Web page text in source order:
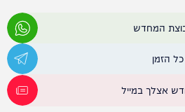
המחדש
הזמן
אצלך במייל